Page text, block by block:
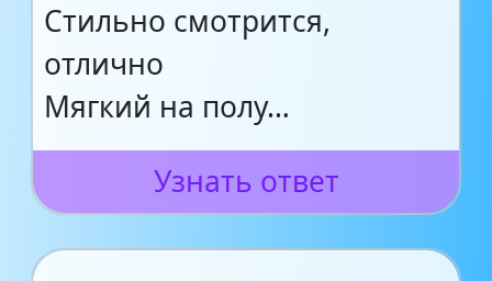
Стильно смотрится,
отлично
Мягкий на полу…
Узнать ответ